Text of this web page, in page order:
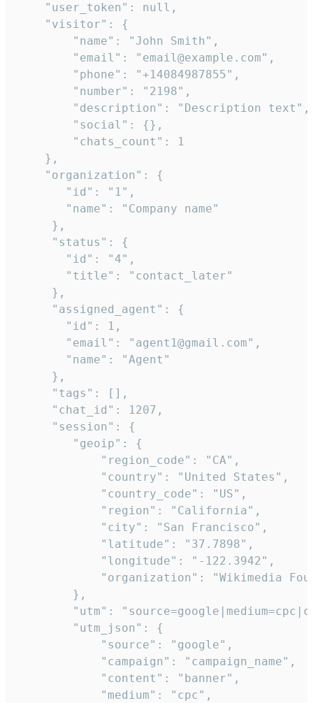
    "user_token": null,
    "visitor": {
        "name": "John Smith",
        "email": "email@example.com",
        "phone": "+14084987855",
        "number": "2198",
        "description": "Description text",
        "social": {},
        "chats_count": 1
    },
    "organization": {
       "id": "1",
       "name": "Company name"
     },
     "status": {
       "id": "4",
       "title": "contact_later"
     },
     "assigned_agent": {
       "id": 1,
       "email": "agent1@gmail.com",
       "name": "Agent"
     },
     "tags": [],
     "chat_id": 1207,
     "session": {
        "geoip": {
            "region_code": "CA",
            "country": "United States",
            "country_code": "US",
            "region": "California",
            "city": "San Francisco",
            "latitude": "37.7898",
            "longitude": "-122.3942",
"organization": "Wikimedia
        },
"utm":
        "utm_json": {
            "source": "google",
            "campaign": "campaign_name",
            "content": "banner",
            "medium": "cpc",